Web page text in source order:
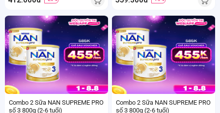
800
gr
2-6
Combo 2 Sữa NAN SUPREME PRO
số 3 800g (2-6 tuổi)
800
gr
2-6
Combo 2 Sữa NAN SUPREME PRO
số 3 800g (2-6 tuổi)